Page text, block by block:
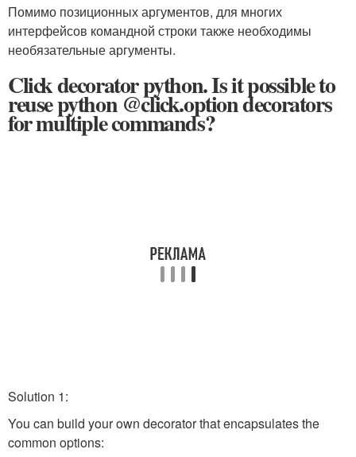
Помимо позиционных аргументов, для многих
интерфейсов командной строки также необходимы
необязательные аргументы.
Click decorator python. Is it possible to
reuse python @click.option decorators
for multiple commands?
Solution 1:
You can build your own decorator that encapsulates the
common options: